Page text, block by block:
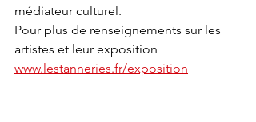
médiateur culturel.
Pour plus de renseignements sur les
artistes et leur exposition
www.lestanneries.fr/exposition